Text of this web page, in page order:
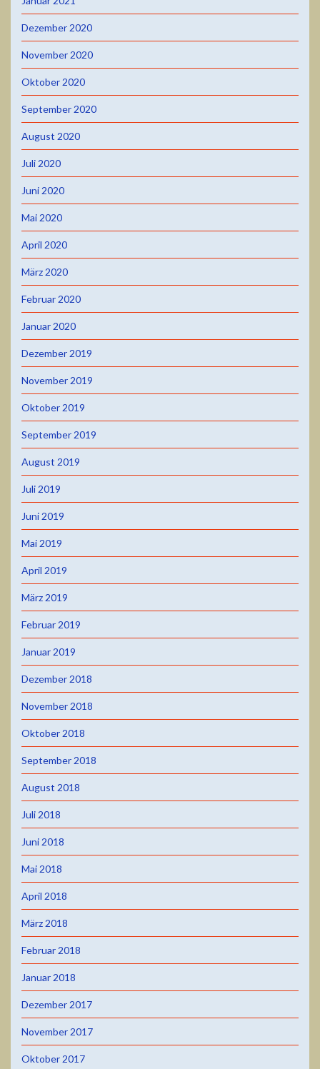
Dezember 2020
November 2020
Oktober 2020
September 2020
August 2020
Juli 2020
Juni 2020
Mai 2020
April 2020
März 2020
Februar 2020
Januar 2020
Dezember 2019
November 2019
Oktober 2019
September 2019
August 2019
Juli 2019
Juni 2019
Mai 2019
April 2019
März 2019
Februar 2019
Januar 2019
Dezember 2018
November 2018
Oktober 2018
September 2018
August 2018
Juli 2018
Juni 2018
Mai 2018
April 2018
März 2018
Februar 2018
Januar 2018
Dezember 2017
November 2017
Oktober 2017